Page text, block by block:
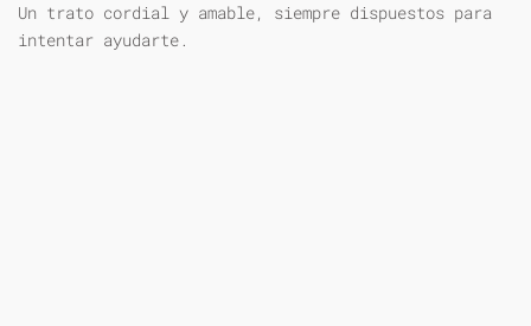
Un trato cordial y amable, siempre dispuestos para
intentar ayudarte.